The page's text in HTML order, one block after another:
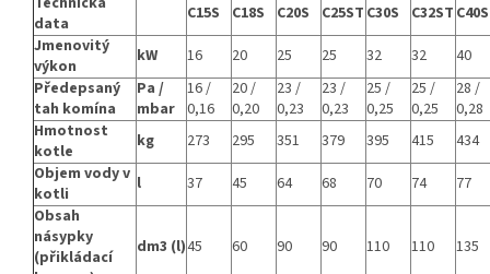
data
C15S C18S C20S C25ST C30S C32ST C40S
Jmenovitý
výkon
kW 16 20 25 25 32 32
40
Předepsaný
tah komína
Pa /
mbar
16 /
0,16
20 /
0,20
23 /
0,23
23 /
0,23
25 /
0,25
25 /
0,25
28 /
0,28
Hmotnost
kotle
kg 273 295 351 379 395 415
434
Objem vody v
kotli
l 37 45 64 68 70 74
77
Obsah
násypky
(přikládací
dm3 (l)45 60 90 90 110 110 135